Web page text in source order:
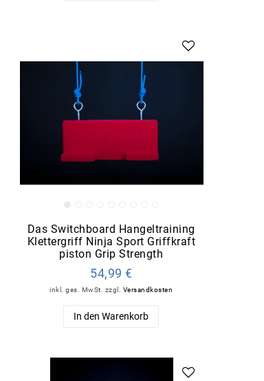
Das Switchboard Hangeltraining
Klettergriff Ninja Sport Griffkraft
piston Grip Strength
54,99 €
inkl. ges. MwSt. zzgl. Versandkosten
In den Warenkorb